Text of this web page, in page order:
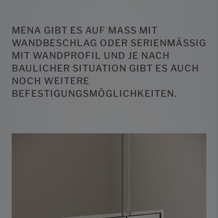
MENA GIBT ES AUF MASS MIT W
ANDBESCHLAG ODER SERIENMÄSSIG MI
T WANDPROFIL UND JE NACH BA
ULICHER SITUATION GIBT ES AUCH NO
CH WEITERE BE
FESTIGUNGSMÖGLICHKEITEN.